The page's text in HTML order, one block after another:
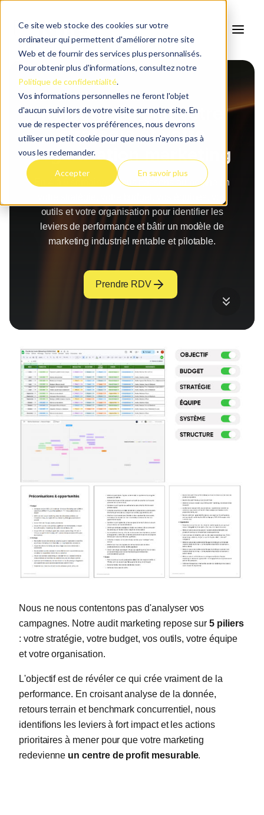
Ce site web stocke des cookies sur votre
ordinateur qui permettent d'améliorer notre site
Web et de fournir des services plus personnalisés.
Pour obtenir plus d'informations, consultez notre
Politique de confidentialité.
Vos informations personnelles ne feront l'objet
d'aucun suivi lors de votre visite sur notre site. En
vue de respecter vos préférences, nous devrons
utiliser un petit cookie pour que nous n'ayons pas à
vous les redemander.
Accepter En savoir plus
AUDIT MARKETING
Remettez à plat votre
stratégie et votre
organisation marketing
En 4 à 6 semaines, nous passons au peigne fin
outils et votre organisation pour identifier les
leviers de performance et bâtir un modèle de
marketing industriel rentable et pilotable.
Prendre RDV
Nous ne nous contentons pas d'analyser vos
campagnes. Notre audit marketing repose sur5 piliers
: votre stratégie, votre budget, vos outils, votre équipe
et votre organisation.
L'objectif est de révéler ce qui crée vraiment de la
performance. En croisant analyse de la donnée,
retours terrain et benchmark concurrentiel, nous
identifions les leviers à fort impact et les actions
prioritaires à mener pour que votre marketing
redevienne un centre de profit mesurable.